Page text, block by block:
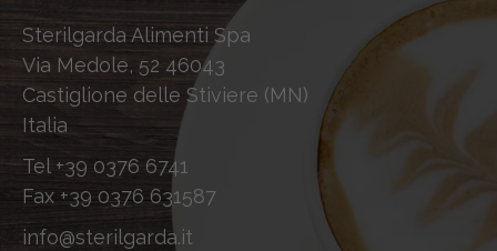
Sterilgarda Alimenti Spa
Via Medole, 52 46043
Castiglione delle Stiviere (MN)
Italia
Tel +39 0376 6741
Fax +39 0376 631587
info@sterilgarda.it